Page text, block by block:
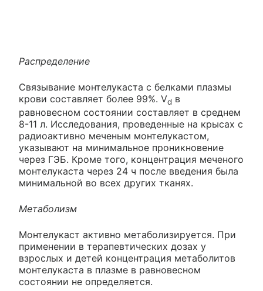
Распределение
Связывание монтелукаста с белками плазмы
крови составляет более 99%. Vd в
равновесном состоянии составляет в среднем
8-11 л. Исследования, проведенные на крысах с
радиоактивно меченым монтелукастом,
указывают на минимальное проникновение
через ГЭБ. Кроме того, концентрация меченого
монтелукаста через 24 ч после введения была
минимальной во всех других тканях.
Метаболизм
Монтелукаст активно метаболизируется. При
применении в терапевтических дозах у
взрослых и детей концентрация метаболитов
монтелукаста в плазме в равновесном
состоянии не определяется.